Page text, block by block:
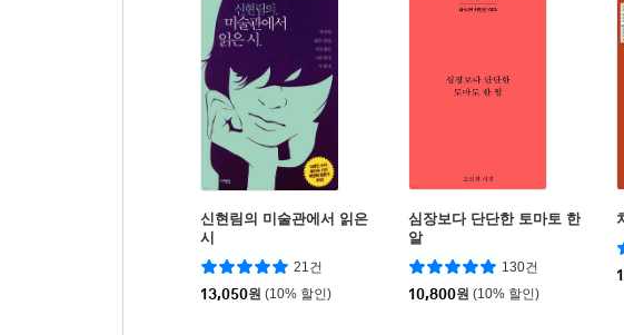
신현림의 미술관에서 읽은
시
21건
13,050원 (10% 할인)
심장보다 단단한 토마토 한
알
130건
10,800원 (10% 할인)